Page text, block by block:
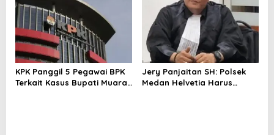
KPK Panggil 5 Pegawai BPK
Terkait Kasus Bupati Muara
Jery Panjaitan SH: Polsek
Medan Helvetia Harus